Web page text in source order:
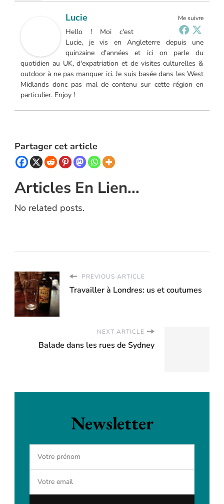
Me suivre
Lucie
Hello ! Moi c'est
Lucie, je vis en Angleterre depuis une
quinzaine d'années et ici on parle du
quotidien au UK, d'expatriation et de visites culturelles &
outdoor à ne pas manquer ici. Je suis basée dans les West
Midlands donc pas mal de contenu sur cette région en
particulier. Enjoy !
Partager cet article
Articles En Lien...
No related posts.
PREVIOUS ARTICLE
Travailler à Londres: us et coutumes
NEXT ARTICLE
Balade dans les rues de Sydney
Newsletter